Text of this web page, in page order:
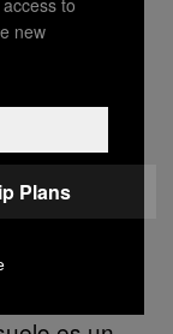
de
Rocks,
de
a punto
que noto
hace que
new
Plans